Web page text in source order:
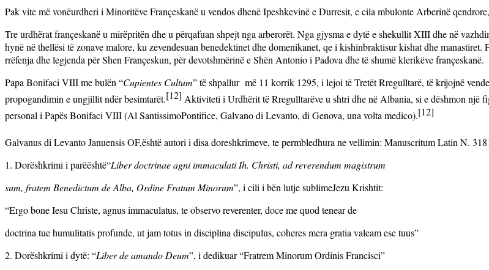
Pak vite më vonëurdheri i Minoritëve Françeskanë u vendos dhenë Ipeshkevinë e Durresit, e cila mbulonte Arberinë
Tre urdhërat françeskanë u mirëpritën dhe u përqafuan shpejt nga arberorët. Nga gjysma e dytë e shekullit XIII dhe në
hynë në thellësi të zonave malore, ku zevendesuan benedektinet dhe domenikanet, qe i kishinbraktisur kishat dhe
rrëfenja dhe legjenda për Shen Françeskun, për devotshmërinë e Shën Antonio i Padova dhe të shumë klerikëve françeskanë.
Papa Bonifaci VIII me bulën “Cupientes Cultum” të shpallur më 11 korrik 1295, i lejoi të Tretët Rregulltarë, të krijojnë
propogandimin e ungjillit ndër besimtarët.[12] Aktiviteti i Urdhërit të Rregulltarëve u shtri dhe në Albania, si e dëshmon një
personal i Papës Bonifaci VIII (Al SantissimoPontifice, Galvano di Levanto, di Genova, una volta medico).[12]
Galvanus di Levanto Januensis OF,është autori i disa doreshkrimeve, te permbledhura ne vellimin: Manuscritum Latin N.
1. Dorëshkrimi i parëështë“Liber doctrinae agni immaculati Ih. Christi, ad reverendum magistrum
sum, fratem Benedictum de Alba, Ordine Fratum Minorum”, i cili i bën lutje sublimeJezu Krishtit:
“Ergo bone Iesu Christe, agnus immaculatus, te observo reverenter, doce me quod tenear de
doctrina tue humulitatis profunde, ut jam totus in disciplina discipulus, coheres mera gratia valeam ese tuus”
2. Dorëshkrimi i dytë: “Liber de amando Deum”, i dedikuar “Fratrem Minorum Ordinis Francisci”